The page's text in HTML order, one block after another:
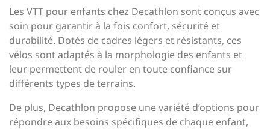
Les VTT pour enfants chez Decathlon sont conçus avec
soin pour garantir à la fois confort, sécurité et
durabilité. Dotés de cadres légers et résistants, ces
vélos sont adaptés à la morphologie des enfants et
leur permettent de rouler en toute confiance sur
différents types de terrains.
De plus, Decathlon propose une variété d’options pour
répondre aux besoins spécifiques de chaque enfant,